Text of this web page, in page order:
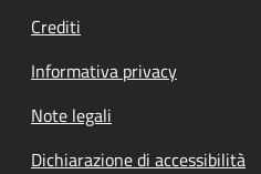
Crediti
Informativa privacy
Note legali
Dichiarazione di accessibilità